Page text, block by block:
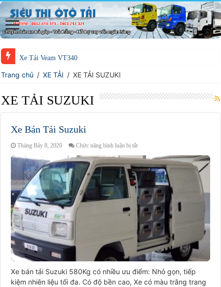
Xe Jac H360 ĐTLX
Trang chủ / XE TẢI / XE TẢI SUZUKI
XE TẢI SUZUKI
Xe Bán Tải Suzuki
Tháng Bảy 8, 2020 Chức năng bình luận bị tắtở
Xe
Bán
Tải
Suzuki
Xe bán tải Suzuki 580Kg có nhiều ưu điểm: Nhỏ gọn, tiếp
kiệm nhiên liệu tối đa. Có độ bền cao, Xe có màu trắng trang